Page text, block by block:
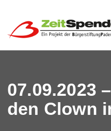
07.09.2023
den Clown